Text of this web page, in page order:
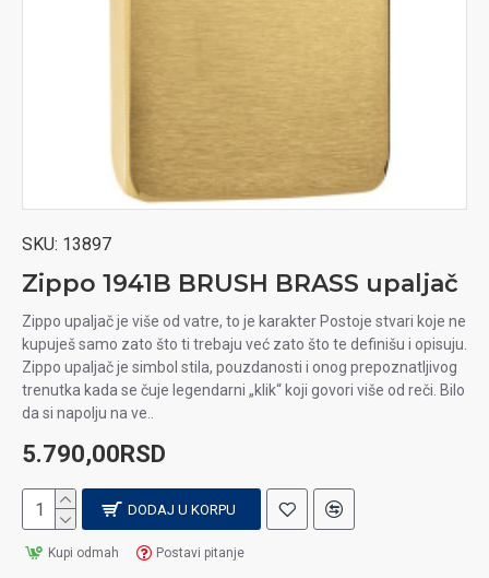
SKU: 13897
Zippo 1941B BRUSH BRASS upaljač
Zippo upaljač je više od vatre, to je karakter Postoje stvari koje ne
kupuješ samo zato što ti trebaju već zato što te definišu i opisuju.
Zippo upaljač je simbol stila, pouzdanosti i onog prepoznatljivog
trenutka kada se čuje legendarni „klik“ koji govori više od reči. Bilo
da si napolju na ve..
5.790,00RSD
DODAJ U KORPU
Kupi odmah Postavi pitanje